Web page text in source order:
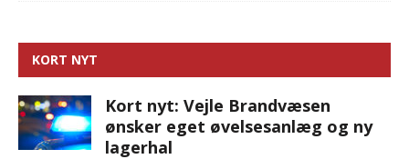
KORT NYT
Kort nyt: Vejle Brandvæsen
ønsker eget øvelsesanlæg og ny
lagerhal